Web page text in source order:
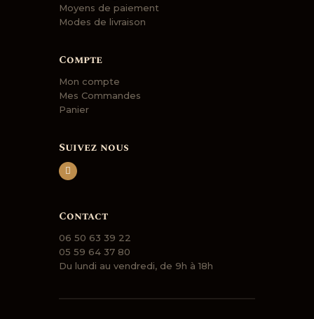
Moyens de paiement
Modes de livraison
Compte
Mon compte
Mes Commandes
Panier
Suivez nous
Contact
06 50 63 39 22
05 59 64 37 80
Du lundi au vendredi, de 9h à 18h